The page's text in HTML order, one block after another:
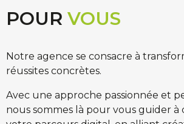
POUR VOUS
Notre agence se consacre à
réussites concrètes.
Avec une approche passionnée et
nous sommes là pour vous guider à